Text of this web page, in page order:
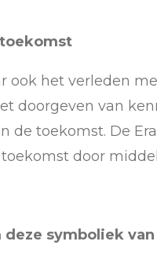
ook het verleden
doorgeven van
de toekomst. De
door
symboliek